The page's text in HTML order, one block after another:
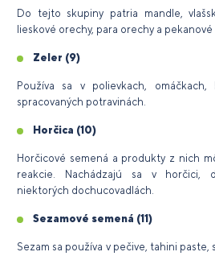
Do tejto skupiny patria mandle,
lieskové orechy, para orechy a pekanové
Zeler (9)
Používa sa v polievkach,
spracovaných potravinách.
Horčica (10)
Horčicové semená a produkty z nich
reakcie. Nachádzajú sa v horčici,
niektorých dochucovadlách.
Sezamové semená (11)
Sezam sa používa v pečive, tahini